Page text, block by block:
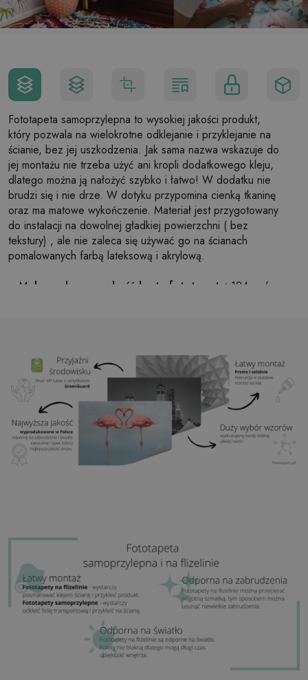
Fototapeta samoprzylepna to wysokiej jakości produkt,
który pozwala na wielokrotne odklejanie i przyklejanie na
ścianie, bez jej uszkodzenia. Jak sama nazwa wskazuje do
jej montażu nie trzeba użyć ani kropli dodatkowego kleju,
dlatego można ją nałożyć szybko i łatwo! W dodatku nie
brudzi się i nie drze. W dotyku przypomina cienką tkaninę
oraz ma matowe wykończenie. Materiał jest przygotowany
do instalacji na dowolnej gładkiej powierzchni ( bez
tekstury) , ale nie zaleca się używać go na ścianach
pomalowanych farbą lateksową i akrylową.
Maksymalna szerokość brytu fototapety: 124cm (w
Klej:Niepotrzebny
Zastosowanie:
Salon, sypialnia, pomieszczenia
biurowe, przedpokój i wiele innych